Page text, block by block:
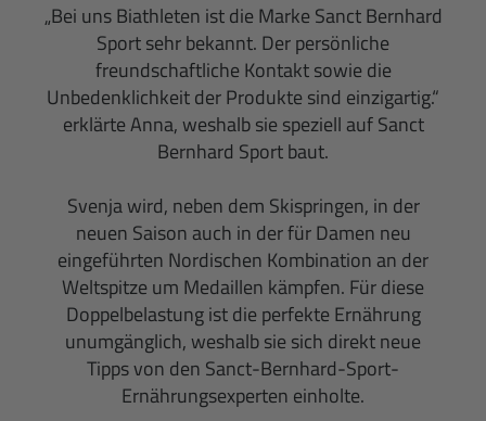
„Bei uns Biathleten ist die Marke Sanct Bernhard
Sport sehr bekannt. Der persönliche
freundschaftliche Kontakt sowie die
Unbedenklichkeit der Produkte sind einzigartig.“
erklärte Anna, weshalb sie speziell auf Sanct
Bernhard Sport baut.
Svenja wird, neben dem Skispringen, in der
neuen Saison auch in der für Damen neu
eingeführten Nordischen Kombination an der
Weltspitze um Medaillen kämpfen. Für diese
Doppelbelastung ist die perfekte Ernährung
unumgänglich, weshalb sie sich direkt neue
Tipps von den Sanct-Bernhard-Sport-
Ernährungsexperten einholte.